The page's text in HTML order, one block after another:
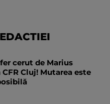
cerut de Marius
Cluj! Mutarea este